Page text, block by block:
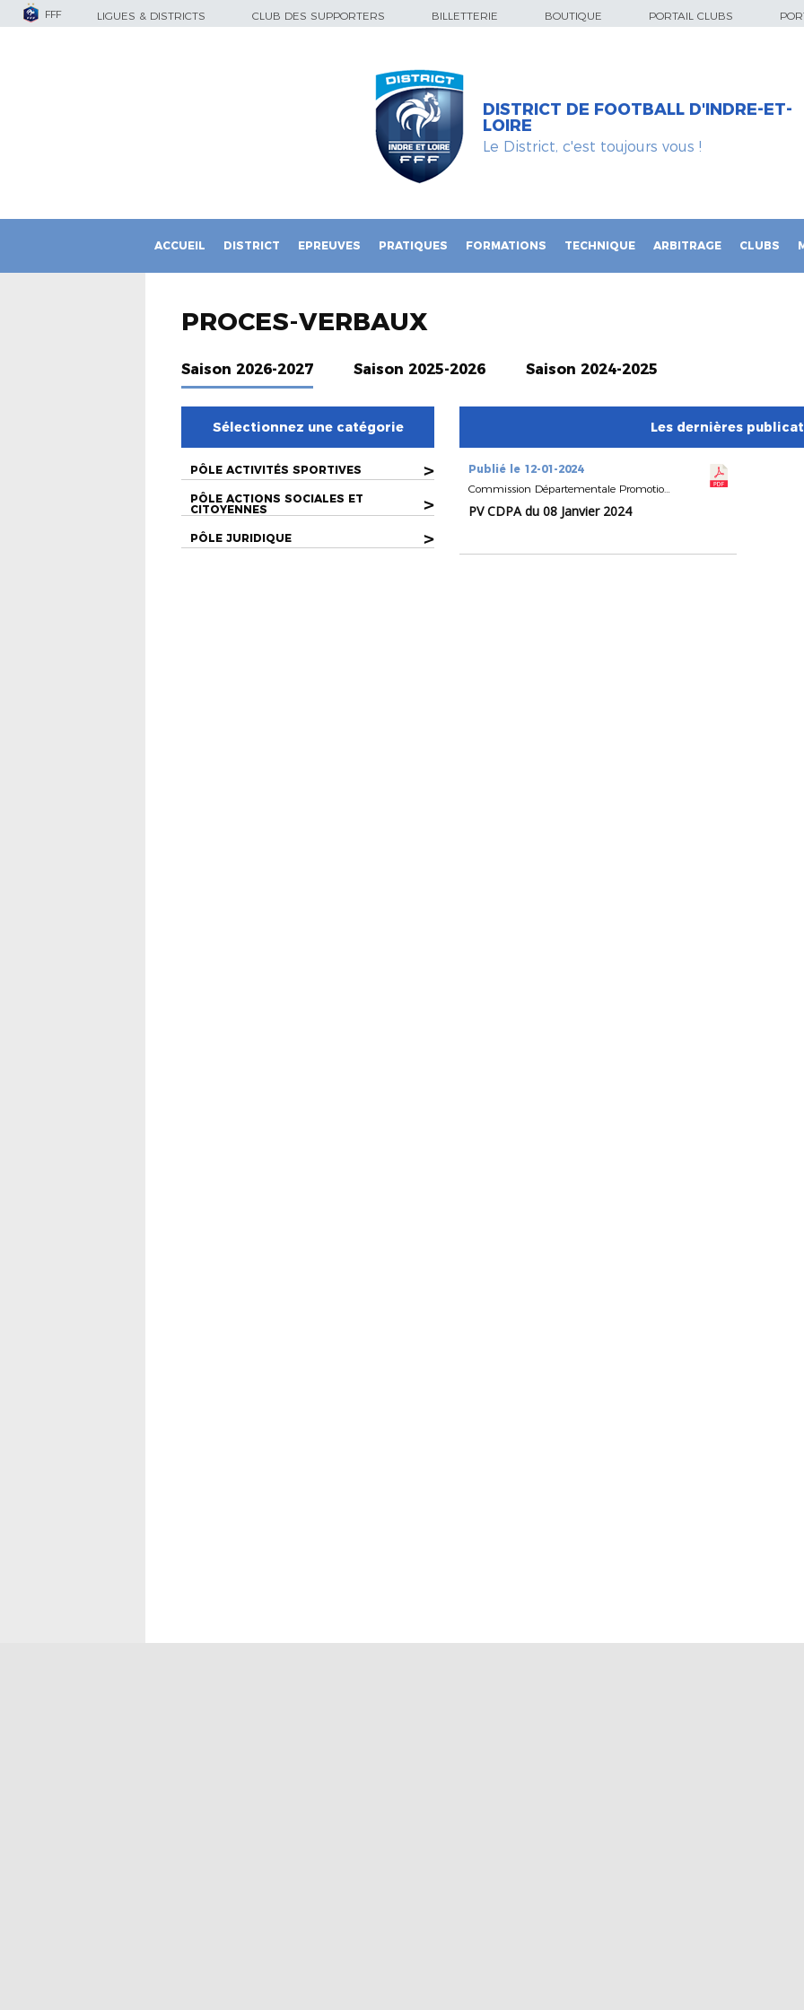
FFF LIGUES & DISTRICTS CLUB DES SUPPORTERS BILLETTERIE BOUTIQUE PORTAIL CLUBS
DISTRICT DE FOOTBALL D'INDRE-ET-
LOIRE
Le District, c'est toujours vous !
ACCUEIL DISTRICT EPREUVES PRATIQUES FORMATIONS TECHNIQUE ARBITRAGE CLUBS
PROCES-VERBAUX
Saison 2026-2027 Saison 2025-2026 Saison 2024-2025
Sélectionnez une catégorie
PÔLE ACTIVITÉS SPORTIVES >
PÔLE ACTIONS SOCIALES ET
CITOYENNES
>
PÔLE JURIDIQUE >
Les dernières
Publié le 12-01-2024
Commission Départementale Promotion de l'Arbitrage
PV CDPA du 08 Janvier 2024